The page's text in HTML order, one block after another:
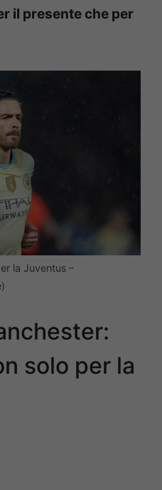
il presente che per
la Juventus –
solo per la